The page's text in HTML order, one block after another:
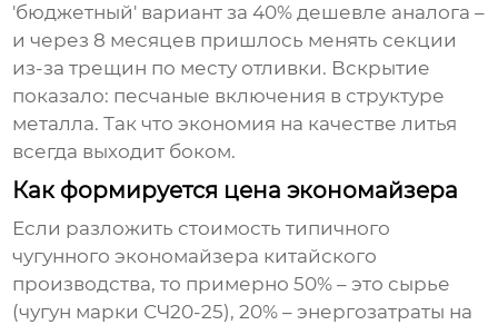
'бюджетный' вариант за 40% дешевле аналога –
и через 8 месяцев пришлось менять секции
из-за трещин по месту отливки. Вскрытие
показало: песчаные включения в структуре
металла. Так что экономия на качестве литья
всегда выходит боком.
Как формируется цена экономайзера
Если разложить стоимость типичного
чугунного экономайзера китайского
производства, то примерно 50% – это сырье
(чугун марки СЧ20-25), 20% – энергозатраты на